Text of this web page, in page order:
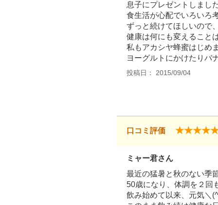
息子にプレゼントしまし
食生活が心配でいろいろ
ずっと続けてほしいので
健康は何にも変えること
私もアカシヤ蜂蜜はじめ
ヨーグルトにかけたりバ
投稿日： 2015/09/04
口コミ評価
ミャー君さん
最近の猛暑と秋のない季
50歳になり、体調を２回
飲み始めて以来、元気＼